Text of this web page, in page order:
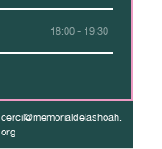
18:00 - 19:30
cercil@memorialdelashoah.
org